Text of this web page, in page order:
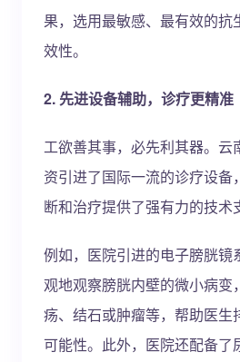
果，选用最敏感、最有效的抗
效性。
2. 先进设备辅助，诊疗更精准
工欲善其事，必先利其器。云
资引进了国际一流的诊疗设备
断和治疗提供了强有力的技术
例如，医院引进的电子膀胱镜
观地观察膀胱内壁的微小病变
疡、结石或肿瘤等，帮助医生
可能性。此外，医院还配备了